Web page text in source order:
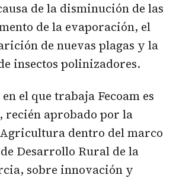
de la disminución de las
de la evaporación, el
de nuevas plagas y la
insectos polinizadores.
el que trabaja Fecoam es
recién aprobado por la
dentro del marco
Desarrollo Rural de la
sobre innovación y